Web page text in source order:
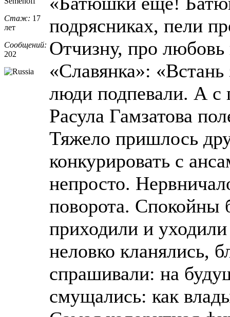
Стаж: 17
лет
Сообщений:
202
подрясниках, пели
Отчизну, про любовь
«Славянка»: «Встань
люди подпевали. А с
Расула Гамзатова
Тяжело пришлось
конкурировать с
непросто.
поворота. Спокойны
приходили и
неловко кланялись,
спрашивали: на
смущались: как